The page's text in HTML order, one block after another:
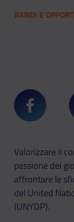
BANDI E
Condividi
Valorizzare il
passione dei
affrontare le
del United
(UNYDP).